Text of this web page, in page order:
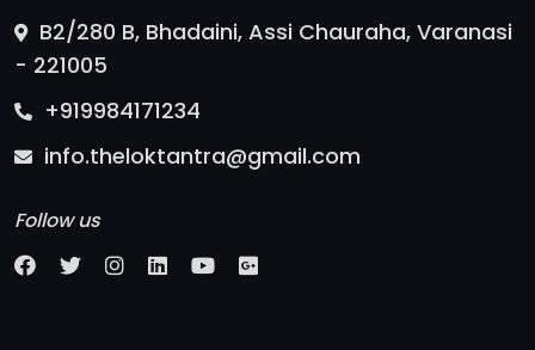
B2/280 B, Bhadaini, Assi Chauraha, Varanasi
- 221005
+919984171234
info.theloktantra@gmail.com
Follow us